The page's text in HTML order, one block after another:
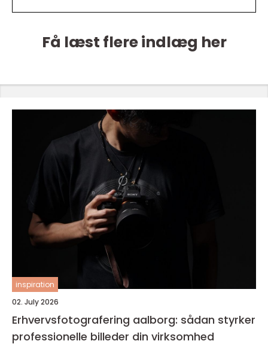
Få læst flere indlæg her
inspiration
02. July 2026
Erhvervsfotografering aalborg: sådan styrker
professionelle billeder din virksomhed